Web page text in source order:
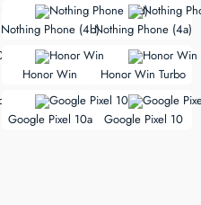
Nothing Phone (4b)
vs
Nothing Phone (4a)
Honor Win
vs
Honor Win Turbo
Google Pixel 10a
vs
Google Pixel 10